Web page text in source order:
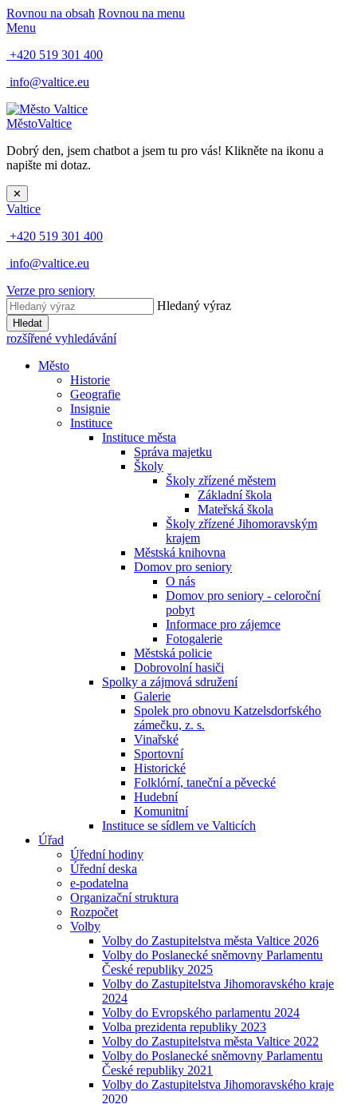
Rovnou na obsah Rovnou na menu
Menu
+420 519 301 400
info@valtice.eu
MěstoValtice
Dobrý den, jsem chatbot a jsem tu pro vás! Klikněte na ikonu a
napište mi dotaz.
✕
Valtice
+420 519 301 400
info@valtice.eu
Verze pro seniory
Hledaný výraz
Hledat
rozšířené vyhledávání
Město
Historie
Geografie
Insignie
Instituce
Instituce města
Správa majetku
Školy
Školy zřízené městem
Základní škola
Mateřská škola
Školy zřízené Jihomoravským
krajem
Městská knihovna
Domov pro seniory
O nás
Domov pro seniory - celoroční
pobyt
Informace pro zájemce
Fotogalerie
Městská policie
Dobrovolní hasiči
Spolky a zájmová sdružení
Galerie
Spolek pro obnovu Katzelsdorfského
zámečku, z. s.
Vinařské
Sportovní
Historické
Folklórní, taneční a pěvecké
Hudební
Komunitní
Instituce se sídlem ve Valticích
Úřad
Úřední hodiny
Úřední deska
e-podatelna
Organizační struktura
Rozpočet
Volby
Volby do Zastupitelstva města Valtice 2026
Volby do Poslanecké sněmovny Parlamentu
České republiky 2025
Volby do Zastupitelstva Jihomoravského kraje
2024
Volby do Evropského parlamentu 2024
Volba prezidenta republiky 2023
Volby do Zastupitelstva města Valtice 2022
Volby do Poslanecké sněmovny Parlamentu
České republiky 2021
Volby do Zastupitelstva Jihomoravského kraje
2020